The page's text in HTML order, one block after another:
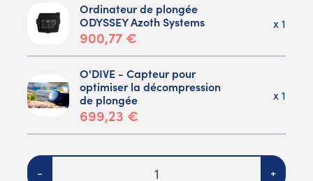
Ordinateur de plongée
ODYSSEY Azoth Systems
900,77 €
x 1
O'DIVE - Capteur pour
optimiser la décompression
de plongée
699,23 €
x 1
Quantité
- +